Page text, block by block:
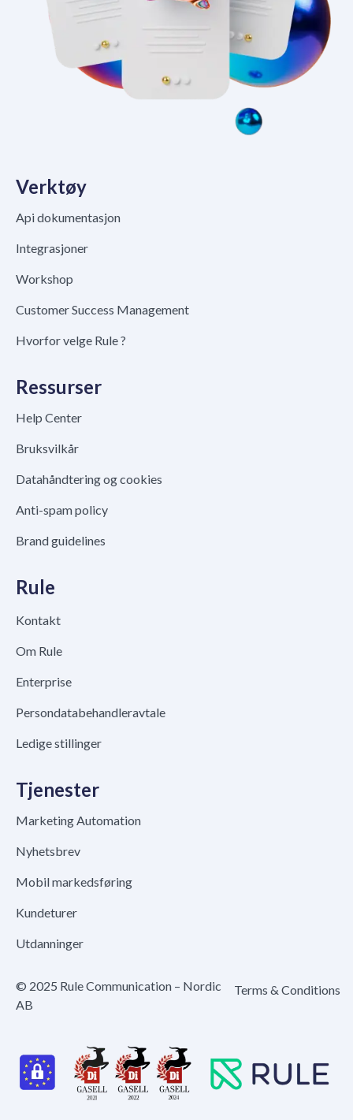
Verktøy
Api dokumentasjon
Integrasjoner
Workshop
Customer Success Management
Hvorfor velge Rule ?
Ressurser
Help Center
Bruksvilkår
Datahåndtering og cookies
Anti-spam policy
Brand guidelines
Rule
Kontakt
Om Rule
Enterprise
Persondatabehandleravtale
Ledige stillinger
Tjenester
Marketing Automation
Nyhetsbrev
Mobil markedsføring
Kundeturer
Utdanninger
© 2025 Rule Communication – Nordic
AB
Terms & Conditions